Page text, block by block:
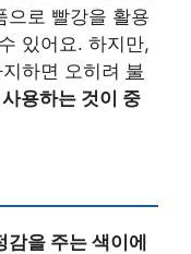
으로 빨강을 활용
있어요. 하지만,
하면 오히려 불
용하는 것이 중
을 주는 색이에